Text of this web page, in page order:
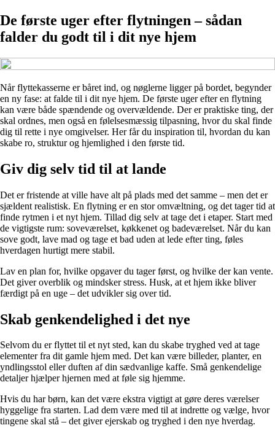
De første uger efter flytningen – sådan
falder du godt til i dit nye hjem
Når flyttekasserne er båret ind, og nøglerne ligger på bordet, begynder
en ny fase: at falde til i dit nye hjem. De første uger efter en flytning
kan være både spændende og overvældende. Der er praktiske ting, der
skal ordnes, men også en følelsesmæssig tilpasning, hvor du skal finde
dig til rette i nye omgivelser. Her får du inspiration til, hvordan du kan
skabe ro, struktur og hjemlighed i den første tid.
Giv dig selv tid til at lande
Det er fristende at ville have alt på plads med det samme – men det er
sjældent realistisk. En flytning er en stor omvæltning, og det tager tid at
finde rytmen i et nyt hjem. Tillad dig selv at tage det i etaper. Start med
de vigtigste rum: soveværelset, køkkenet og badeværelset. Når du kan
sove godt, lave mad og tage et bad uden at lede efter ting, føles
hverdagen hurtigt mere stabil.
Lav en plan for, hvilke opgaver du tager først, og hvilke der kan vente.
Det giver overblik og mindsker stress. Husk, at et hjem ikke bliver
færdigt på en uge – det udvikler sig over tid.
Skab genkendelighed i det nye
Selvom du er flyttet til et nyt sted, kan du skabe tryghed ved at tage
elementer fra dit gamle hjem med. Det kan være billeder, planter, en
yndlingsstol eller duften af din sædvanlige kaffe. Små genkendelige
detaljer hjælper hjernen med at føle sig hjemme.
Hvis du har børn, kan det være ekstra vigtigt at gøre deres værelser
hyggelige fra starten. Lad dem være med til at indrette og vælge, hvor
tingene skal stå – det giver ejerskab og tryghed i den nye hverdag.